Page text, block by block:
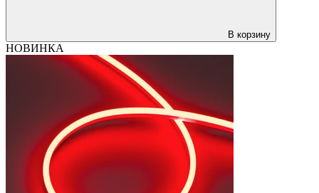
В корзину
НОВИНКА